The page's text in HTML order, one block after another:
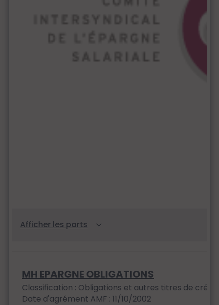
MH EPARGNE OBLIGATIONS
Classification : Obligations et autres titres de
Date d'agrément AMF : 11/10/2002